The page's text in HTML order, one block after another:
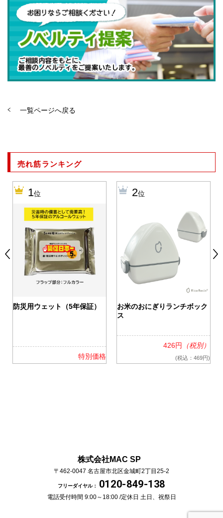
一覧ページへ戻る
売れ筋ランキング
1位
防災用ウェット（5年保証）
特別価格
2位
お米のおにぎりランチボック
ス
426円 （税別）
(税込：469円)
株式会社MAC SP
〒462-0047 名古屋市北区金城町2丁目25-2
フリーダイヤル： 0120-849-138
電話受付時間 9:00～18:00 /定休日 土日、祝祭日